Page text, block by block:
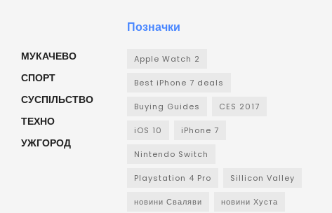
МУКАЧЕВО
СПОРТ
СУСПІЛЬСТВО
ТЕХНО
УЖГОРОД
Позначки
Apple Watch 2
Best iPhone 7 deals
Buying Guides CES 2017
iOS 10 iPhone 7
Nintendo Switch
Playstation 4 Pro Sillicon Valley
новини Сваляви новини Хуста